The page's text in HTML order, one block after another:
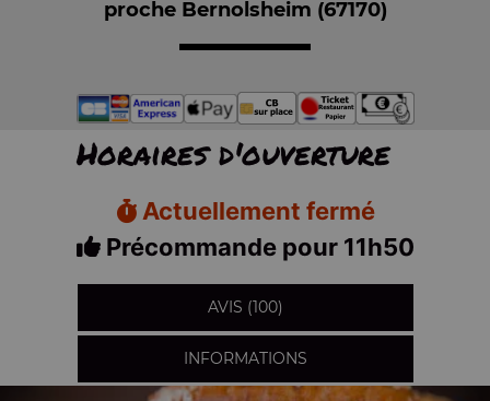
proche Bernolsheim (67170)
Horaires d'ouverture
Actuellement fermé
Précommande pour 11h50
AVIS (100)
INFORMATIONS